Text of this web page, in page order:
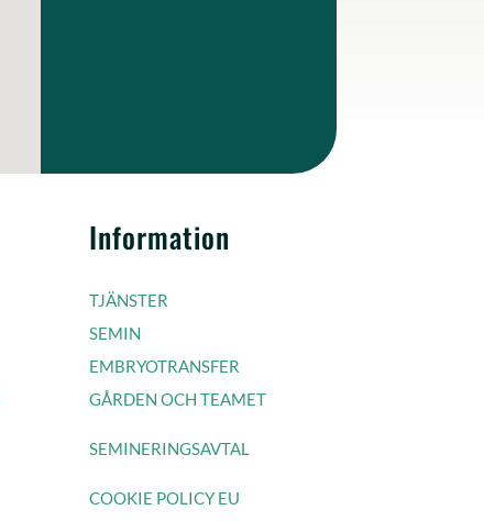
Information
TJÄNSTER
SEMIN
EMBRYOTRANSFER
GÅRDEN OCH TEAMET
SEMINERINGSAVTAL
COOKIE POLICY EU